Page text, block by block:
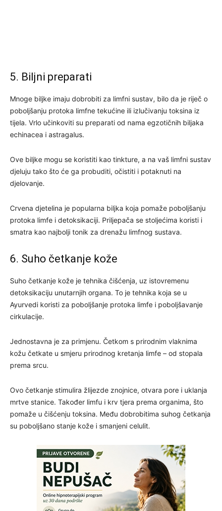
5. Biljni preparati
Mnoge biljke imaju dobrobiti za limfni sustav, bilo da je riječ o
poboljšanju protoka limfne tekućine ili izlučivanju toksina iz
tijela. Vrlo učinkoviti su preparati od nama egzotičnih biljaka
echinacea i astragalus.
Ove biljke mogu se koristiti kao tinkture, a na vaš limfni sustav
djeluju tako što će ga probuditi, očistiti i potaknuti na
djelovanje.
Crvena djetelina je popularna biljka koja pomaže poboljšanju
protoka limfe i detoksikaciji. Priljepača se stoljećima koristi i
smatra kao najbolji tonik za drenažu limfnog sustava.
6. Suho četkanje kože
Suho četkanje kože je tehnika čišćenja, uz istovremenu
detoksikaciju unutarnjih organa. To je tehnika koja se u
Ayurvedi koristi za poboljšanje protoka limfe i poboljšavanje
cirkulacije.
Jednostavna je za primjenu. Četkom s prirodnim vlaknima
kožu četkate u smjeru prirodnog kretanja limfe – od stopala
prema srcu.
Ovo četkanje stimulira žlijezde znojnice, otvara pore i uklanja
mrtve stanice. Također limfu i krv tjera prema organima, što
pomaže u čišćenju toksina. Među dobrobitima suhog četkanja
su poboljšano stanje kože i smanjeni celulit.